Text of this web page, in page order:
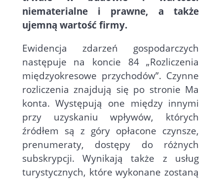
niematerialne i prawne, a także
ujemną wartość firmy.
Ewidencja zdarzeń gospodarczych
następuje na koncie 84 „Rozliczenia
międzyokresowe przychodów”. Czynne
rozliczenia znajdują się po stronie Ma
konta. Występują one między innymi
przy uzyskaniu wpływów, których
źródłem są z góry opłacone czynsze,
prenumeraty, dostępy do różnych
subskrypcji. Wynikają także z usług
turystycznych, które wykonane zostaną